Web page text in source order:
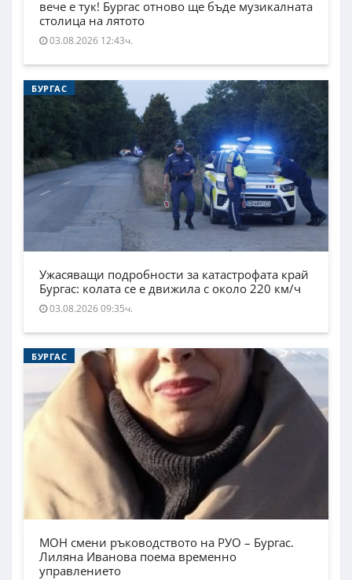
вече е тук! Бургас отново ще бъде музикалната
столица на лятото
03.08.2026 12:43ч.
БУРГАС
Ужасяващи подробности за катастрофата край
Бургас: колата се е движила с около 220 км/ч
03.08.2026 09:35ч.
БУРГАС
МОН смени ръководството на РУО – Бургас.
Лиляна Иванова поема временно
управлението